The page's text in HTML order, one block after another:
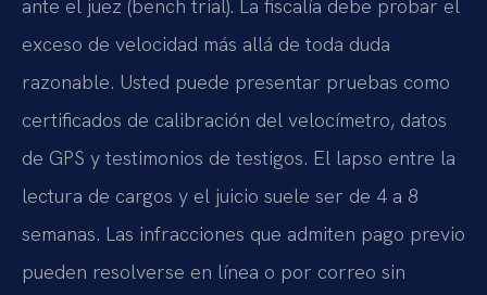
ante el juez (bench trial). La fiscalía debe probar el
exceso de velocidad más allá de toda duda
razonable. Usted puede presentar pruebas como
certificados de calibración del velocímetro, datos
de GPS y testimonios de testigos. El lapso entre la
lectura de cargos y el juicio suele ser de 4 a 8
semanas. Las infracciones que admiten pago previo
pueden resolverse en línea o por correo sin